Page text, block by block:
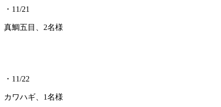
・11/21
真鯛五目、2名様
・11/22
カワハギ、1名様